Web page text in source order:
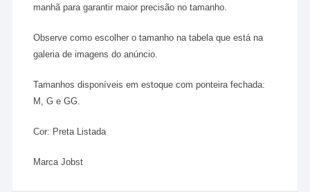
manhã para garantir maior precisão no tamanho.
Observe como escolher o tamanho na tabela que está na
galeria de imagens do anúncio.
Tamanhos disponíveis em estoque com ponteira fechada:
M, G e GG.
Cor: Preta Listada
Marca Jobst